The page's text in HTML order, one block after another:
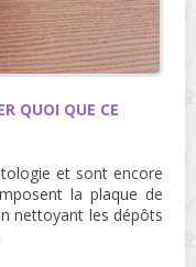
QUOI QUE CE
et sont encore
la plaque de
nettoyant les dépôts